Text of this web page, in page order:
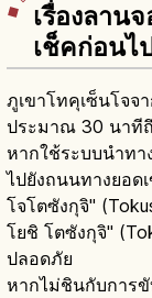
เรื่องลาน
เช็คก่อนไป
ภูเขาโทคุเซ็นโจจ
ประมาณ 30 นาทีถึ
หากใช้ระบบนำท
ไปยังถนนทางยอ
โจโตซังกุจิ"
โยชิ โตซังกุจิ"
ปลอดภัย
หากไม่ชินกับการขั